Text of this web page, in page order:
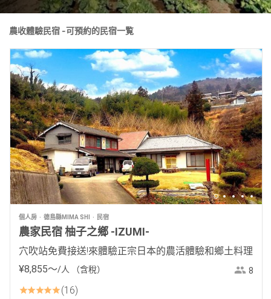
農收體驗民宿 -可預約的民宿一覧
個人房 德島縣MIMA SHI 民宿
農家民宿 柚子之鄉 -IZUMI-
穴吹站免費接送!來體驗正宗日本的農活體驗和鄉土料理
¥8,855〜/人 （含稅） 8
16